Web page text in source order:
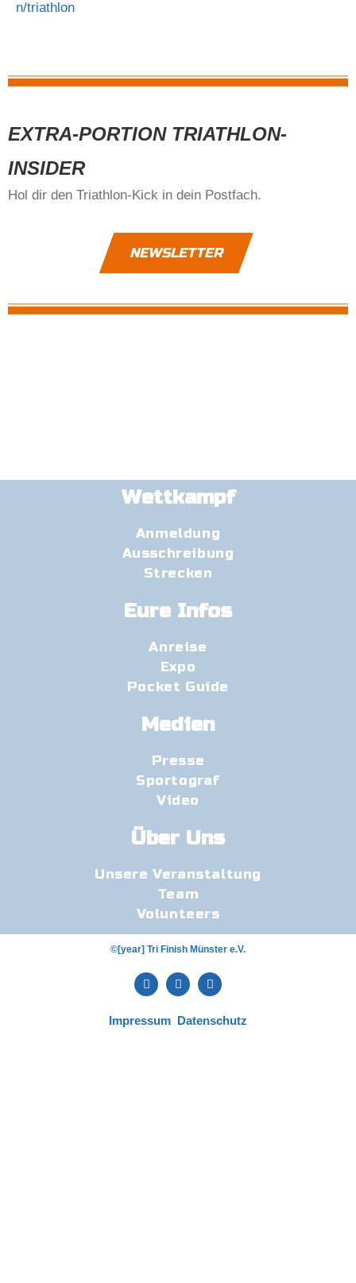
n/triathlon
EXTRA-PORTION TRIATHLON-
INSIDER
Hol dir den Triathlon-Kick in dein Postfach.
NEWSLETTER
Wettkampf
Anmeldung
Ausschreibung
Strecken
Eure Infos
Anreise
Expo
Pocket Guide
Medien
Presse
Sportograf
Video
Über Uns
Unsere Veranstaltung
Team
Volunteers
©[year] Tri Finish Münster e.V.
Impressum Datenschutz